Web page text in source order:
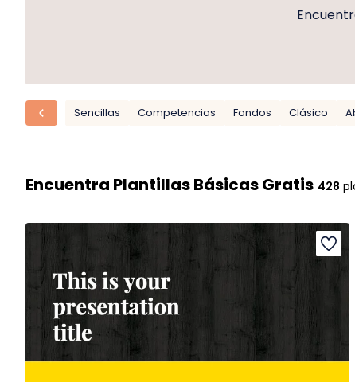
Sencillas Competencias Fondos Clásico
Encuentra Plantillas Básicas Gratis 428